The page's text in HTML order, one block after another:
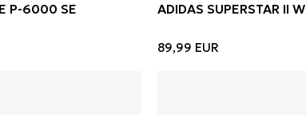
P-6000 SE ADIDAS SUPERSTAR II W
89,99 EUR